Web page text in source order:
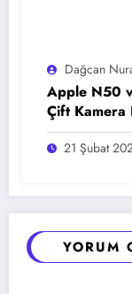
Dağcan
Apple N50
Çift Kamera
21 Şubat
YORUM